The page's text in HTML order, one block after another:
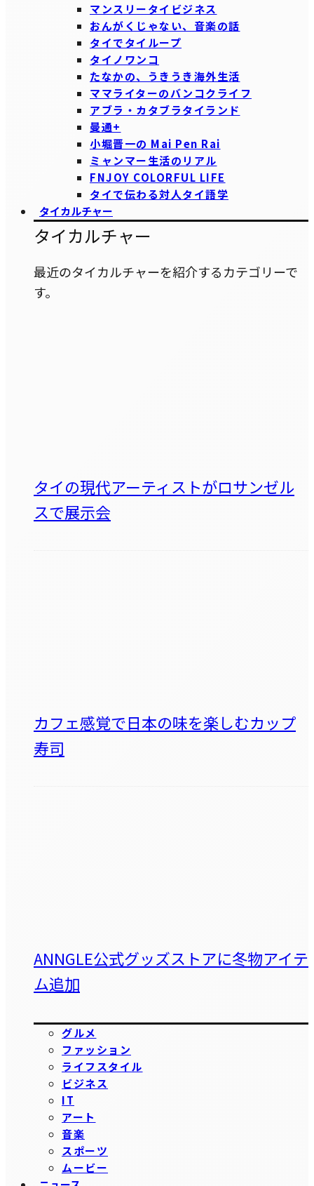
マンスリータイビジネス
おんがくじゃない、音楽の話
タイでタイループ
タイノワンコ
たなかの、うきうき海外生活
ママライターのバンコクライフ
アブラ・カタブラタイランド
曼通+
小堀晋一の Mai Pen Rai
ミャンマー生活のリアル
FNJOY COLORFUL LIFE
タイで伝わる対人タイ語学
タイカルチャー
タイカルチャー
最近のタイカルチャーを紹介するカテゴリーで
す。
タイの現代アーティストがロサンゼル
スで展示会
カフェ感覚で日本の味を楽しむカップ
寿司
ANNGLE公式グッズストアに冬物アイテ
ム追加
グルメ
ファッション
ライフスタイル
ビジネス
IT
アート
音楽
スポーツ
ムービー